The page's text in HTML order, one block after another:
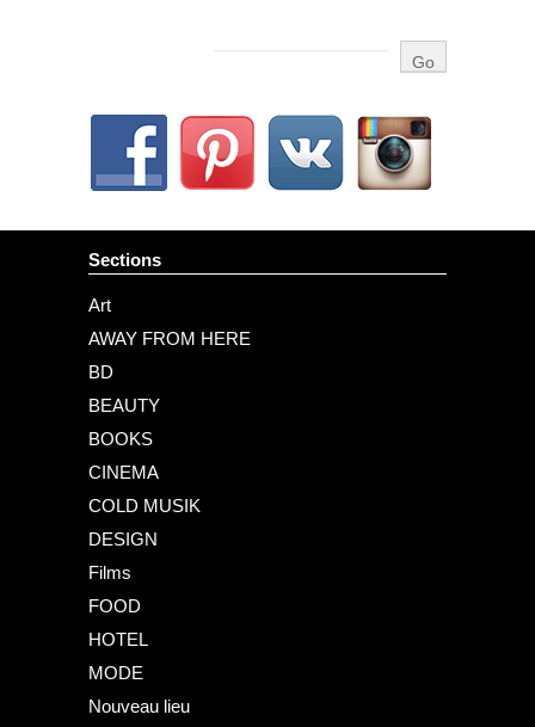
Sections
Art
AWAY FROM HERE
BD
BEAUTY
BOOKS
CINEMA
COLD MUSIK
DESIGN
Films
FOOD
HOTEL
MODE
Nouveau lieu